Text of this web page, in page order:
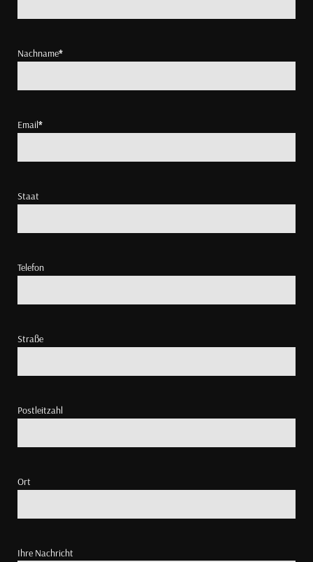
Nachname*
Email*
Staat
Telefon
Straße
Postleitzahl
Ort
Ihre Nachricht